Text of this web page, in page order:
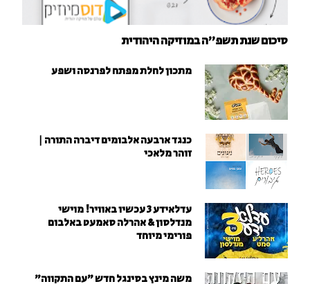
סיכום שנת תשפ"ה במוזיקה היהודית
מתכון לחלת מפתח לפרנסה ושפע
כנגד ארבעה אלבומים דיברה התורה |
זוהר מלאכי
עדלאידע 3 עכשיו באוויר! מוישי
מנדלסון & אהרלה סאמעט באלבום
פורימי מיוחד
משה מינץ בסינגל חדש ״עם התקווה״